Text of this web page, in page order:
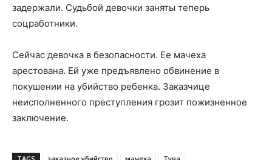
задержали. Судьбой девочки заняты теперь
соцработники.
Сейчас девочка в безопасности. Ее мачеха
арестована. Ей уже предъявлено обвинение в
покушении на убийство ребенка. Заказчице
неисполненного преступления грозит пожизненное
заключение.